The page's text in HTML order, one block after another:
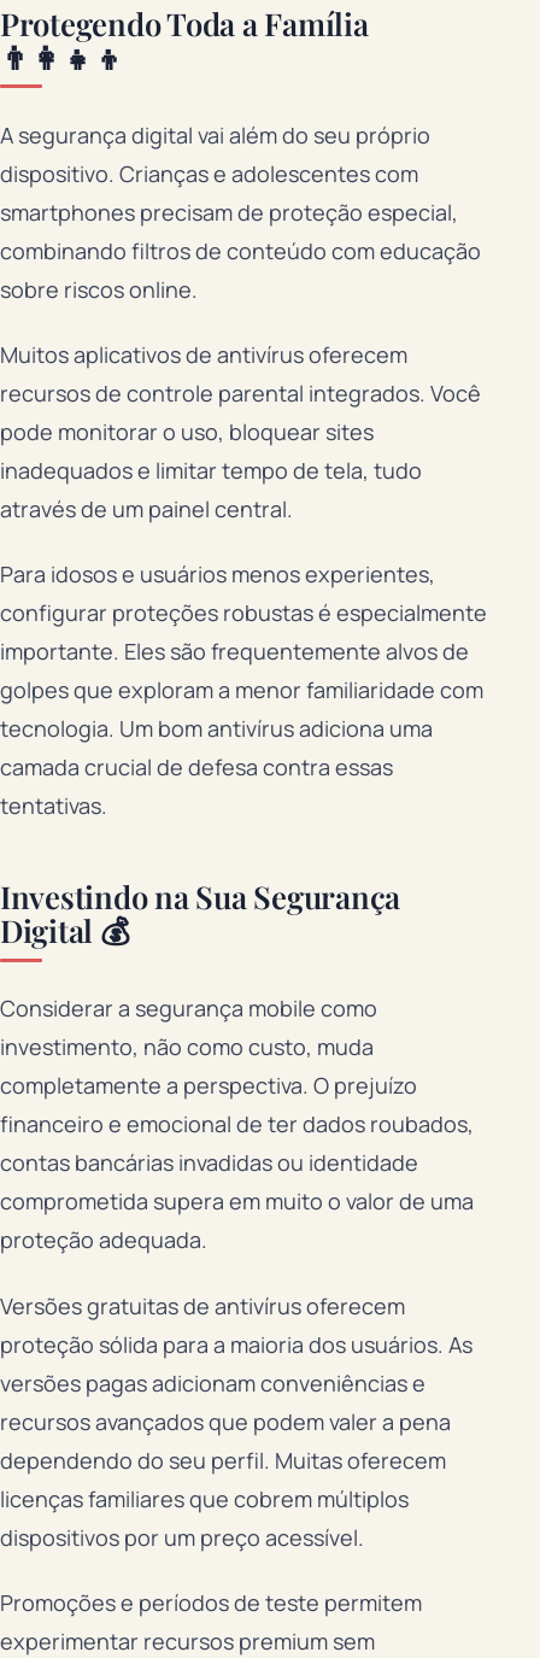
Protegendo Toda a Família
👨‍👩‍👧‍👦
A segurança digital vai além do seu próprio
dispositivo. Crianças e adolescentes com
smartphones precisam de proteção especial,
combinando filtros de conteúdo com educação
sobre riscos online.
Muitos aplicativos de antivírus oferecem
recursos de controle parental integrados. Você
pode monitorar o uso, bloquear sites
inadequados e limitar tempo de tela, tudo
através de um painel central.
Para idosos e usuários menos experientes,
configurar proteções robustas é especialmente
importante. Eles são frequentemente alvos de
golpes que exploram a menor familiaridade com
tecnologia. Um bom antivírus adiciona uma
camada crucial de defesa contra essas
tentativas.
Investindo na Sua Segurança
Digital 💰
Considerar a segurança mobile como
investimento, não como custo, muda
completamente a perspectiva. O prejuízo
financeiro e emocional de ter dados roubados,
contas bancárias invadidas ou identidade
comprometida supera em muito o valor de uma
proteção adequada.
Versões gratuitas de antivírus oferecem
proteção sólida para a maioria dos usuários. As
versões pagas adicionam conveniências e
recursos avançados que podem valer a pena
dependendo do seu perfil. Muitas oferecem
licenças familiares que cobrem múltiplos
dispositivos por um preço acessível.
Promoções e períodos de teste permitem
experimentar recursos premium sem